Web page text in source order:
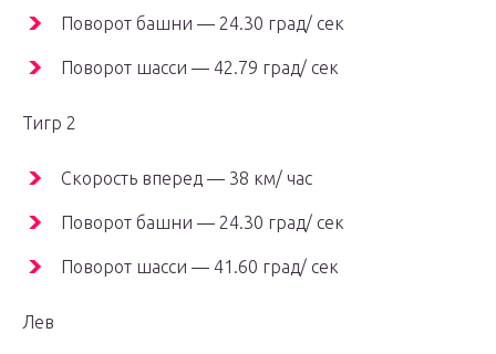
Поворот башни — 24.30 град/ сек
Поворот шасси — 42.79 град/ сек
Тигр 2
Скорость вперед — 38 км/ час
Поворот башни — 24.30 град/ сек
Поворот шасси — 41.60 град/ сек
Лев